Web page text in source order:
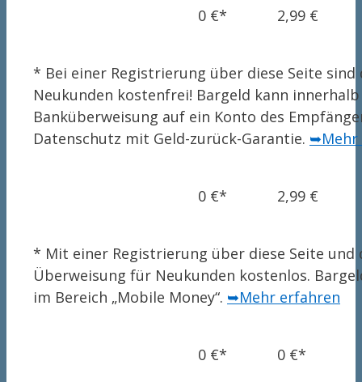
0 €* 2,99 €
* Bei einer Registrierung über diese Seite
Neukunden kostenfrei! Bargeld kann
Banküberweisung auf ein Konto des
Datenschutz mit Geld-zurück-Garantie. ➥Mehr
0 €* 2,99 €
* Mit einer Registrierung über diese Seite und
Überweisung für Neukunden kostenlos.
im Bereich „Mobile Money“. ➥Mehr erfahren
0 €* 0 €*